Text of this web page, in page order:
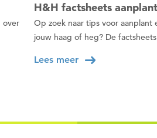
over
H&H factsheets
Op zoek naar tips voor aanplant
jouw haag of heg? De
Lees meer